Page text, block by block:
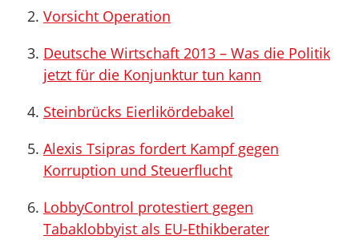
Vorsicht Operation
Deutsche Wirtschaft 2013 – Was die Politik
jetzt für die Konjunktur tun kann
Steinbrücks Eierlikördebakel
Alexis Tsipras fordert Kampf gegen
Korruption und Steuerflucht
LobbyControl protestiert gegen
Tabaklobbyist als EU-Ethikberater